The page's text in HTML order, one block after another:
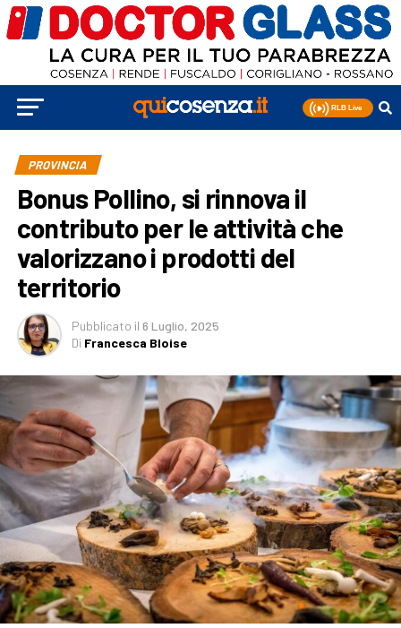
PROVINCIA
Bonus Pollino, si rinnova il
contributo per le attività che
valorizzano i prodotti del
territorio
Pubblicato il 6 Luglio, 2025
Di Francesca Bloise